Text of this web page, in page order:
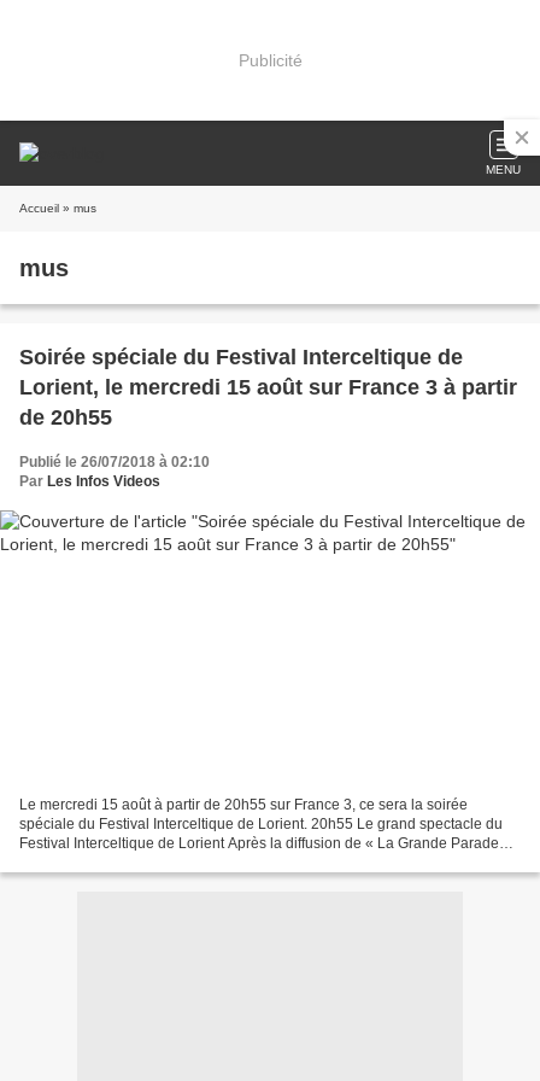
Publicité
MENU
Accueil » mus
mus
Soirée spéciale du Festival Interceltique de
Lorient, le mercredi 15 août sur France 3 à partir
de 20h55
Publié le 26/07/2018 à 02:10
Par Les Infos Videos
Le mercredi 15 août à partir de 20h55 sur France 3, ce sera la soirée
spéciale du Festival Interceltique de Lorient. 20h55 Le grand spectacle du
Festival Interceltique de Lorient Après la diffusion de « La Grande Parade